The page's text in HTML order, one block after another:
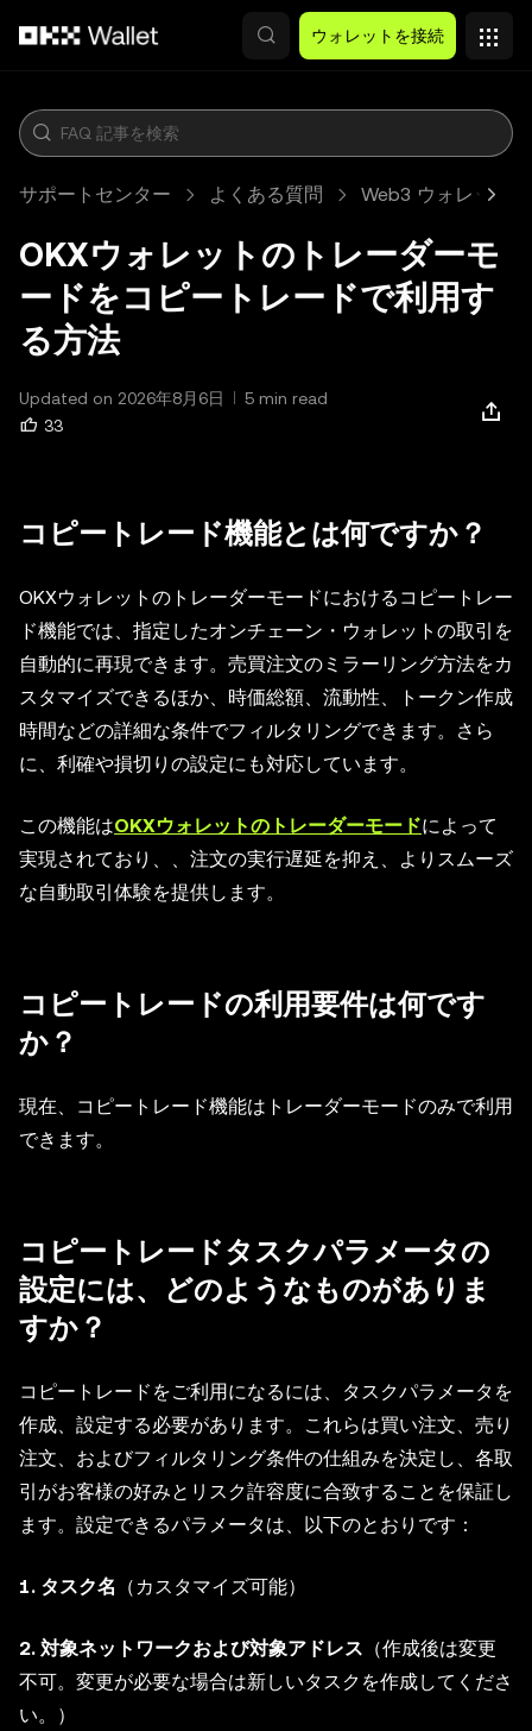
ウォレットを接続
サポートセンター よくある質問 Web3 ウォレット
OKXウォレットのトレーダーモ
ードをコピートレードで利用す
る方法
Updated on 2026年8月6日
5 min read
33
コピートレード機能とは何ですか？
OKXウォレットのトレーダーモードにおけるコピートレー
ド機能では、指定したオンチェーン・ウォレットの取引を
自動的に再現できます。売買注文のミラーリング方法をカ
スタマイズできるほか、時価総額、流動性、トークン作成
時間などの詳細な条件でフィルタリングできます。さら
に、利確や損切りの設定にも対応しています。
この機能はOKXウォレットのトレーダーモードによって
実現されており、、注文の実行遅延を抑え、よりスムーズ
な自動取引体験を提供します。
コピートレードの利用要件は何です
か？
現在、コピートレード機能はトレーダーモードのみで利用
できます。
コピートレードタスクパラメータの
設定には、どのようなものがありま
すか？
コピートレードをご利用になるには、タスクパラメータを
作成、設定する必要があります。これらは買い注文、売り
注文、およびフィルタリング条件の仕組みを決定し、各取
引がお客様の好みとリスク許容度に合致することを保証し
ます。設定できるパラメータは、以下のとおりです：
1. タスク名 （カスタマイズ可能）
2. 対象ネットワークおよび対象アドレス （作成後は変更
不可。変更が必要な場合は新しいタスクを作成してくださ
い。）